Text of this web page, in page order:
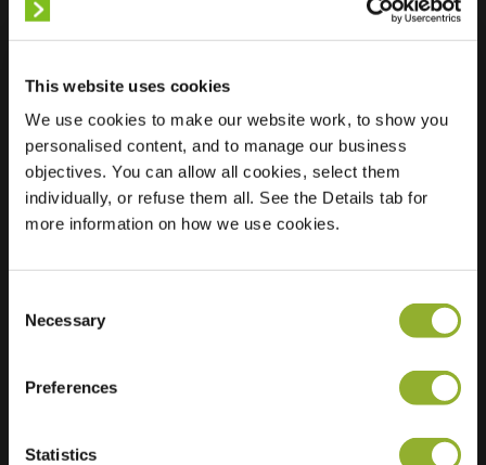
This website uses cookies
We use cookies to make our website work, to show you
personalised content, and to manage our business
objectives. You can allow all cookies, select them
individually, or refuse them all. See the Details tab for
more information on how we use cookies.
Selection
Necessary
Preferences
Statistics
Beliggenhed
Pieter van der
Aastraat 2
2332 PT Leiden
Holland
2 of 2 available
Ekstra information